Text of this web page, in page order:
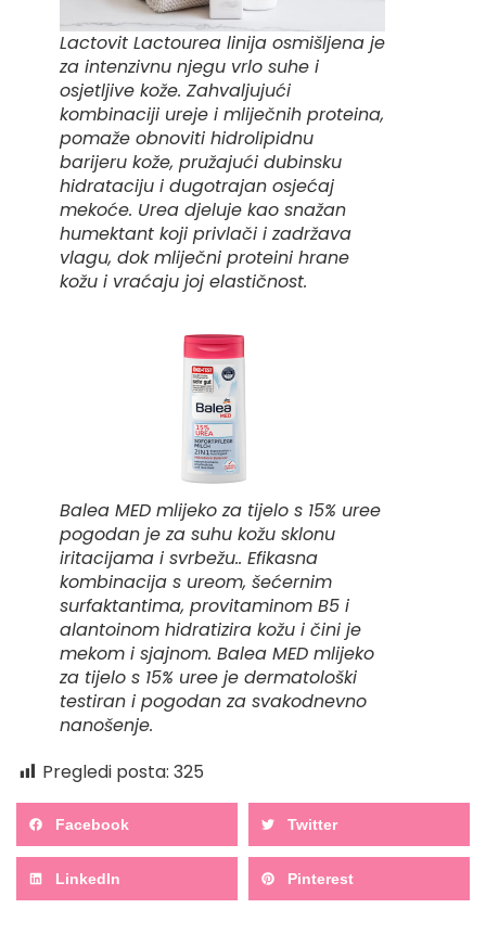
Lactovit Lactourea linija osmišljena je
za intenzivnu njegu vrlo suhe i
osjetljive kože. Zahvaljujući
kombinaciji ureje i mliječnih proteina,
pomaže obnoviti hidrolipidnu
barijeru kože, pružajući dubinsku
hidrataciju i dugotrajan osjećaj
mekoće. Urea djeluje kao snažan
humektant koji privlači i zadržava
vlagu, dok mliječni proteini hrane
kožu i vraćaju joj elastičnost.
Balea MED mlijeko za tijelo s 15% uree
pogodan je za suhu kožu sklonu
iritacijama i svrbežu.. Efikasna
kombinacija s ureom, šećernim
surfaktantima, provitaminom B5 i
alantoinom hidratizira kožu i čini je
mekom i sjajnom. Balea MED mlijeko
za tijelo s 15% uree je dermatološki
testiran i pogodan za svakodnevno
nanošenje.
Pregledi posta: 325
Facebook Twitter
LinkedIn Pinterest